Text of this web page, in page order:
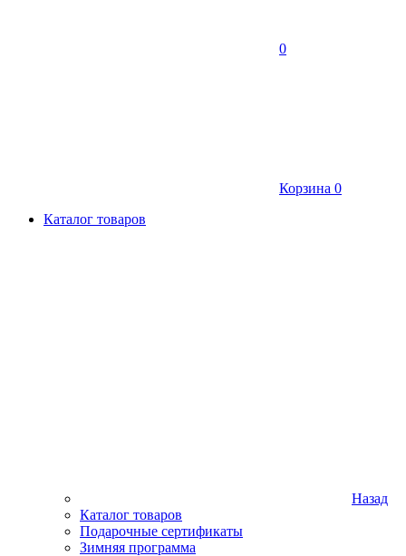
0
Корзина 0
Каталог товаров
Назад
Каталог товаров
Подарочные сертификаты
Зимняя программа